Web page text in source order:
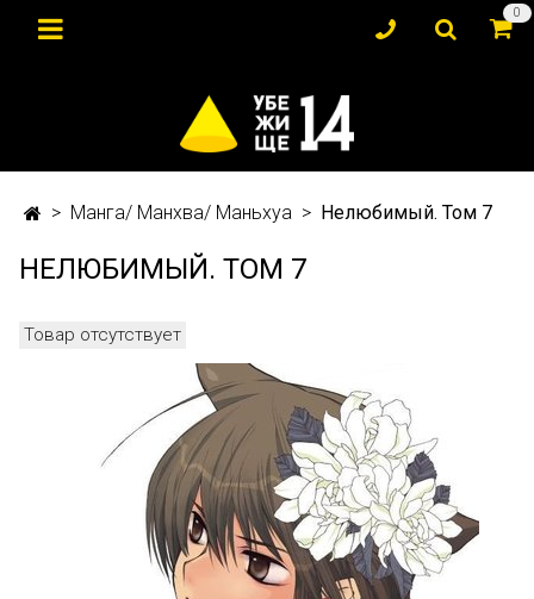
0
Манга/ Манхва/ Маньхуа Нелюбимый. Том 7
НЕЛЮБИМЫЙ. ТОМ 7
Товар отсутствует